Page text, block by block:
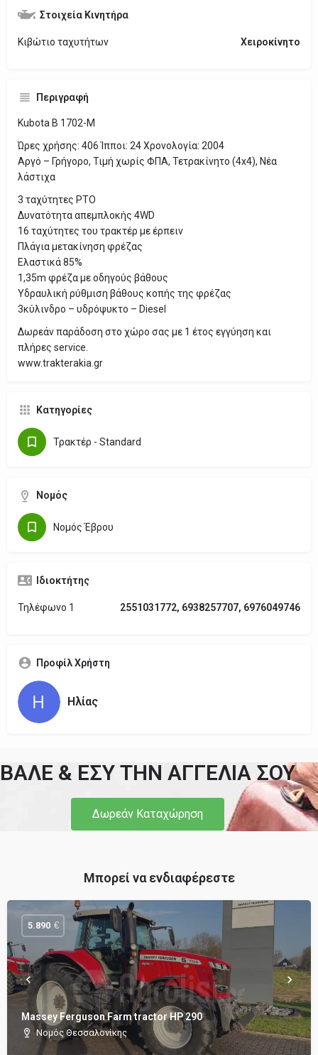
Στοιχεία Κινητήρα
Κιβώτιο ταχυτήτων Χειροκίνητο
Περιγραφή
Kubota B 1702-M
Ώρες χρήσης: 406 Ίπποι: 24 Χρονολογία: 2004
Αργό – Γρήγορο, Τιμή χωρίς ΦΠΑ, Τετρακίνητο (4x4), Νέα
λάστιχα
3 ταχύτητες ΡΤΟ
Δυνατότητα απεμπλοκής 4WD
16 ταχύτητες του τρακτέρ με έρπειν
Πλάγια μετακίνηση φρέζας
Ελαστικά 85%
1,35m φρέζα με οδηγούς βάθους
Υδραυλική ρύθμιση βάθους κοπής της φρέζας
3κύλινδρο – υδρόψυκτο – Diesel
Δωρεάν παράδοση στο χώρο σας με 1 έτος εγγύηση και
πλήρες service.
www.trakterakia.gr
Κατηγορίες
Τρακτέρ - Standard
Νομός
Νομός Έβρου
Ιδιοκτήτης
Τηλέφωνο 1 2551031772, 6938257707, 6976049746
Προφίλ Χρήστη
Ηλίας
ΒΑΛΕ & ΕΣΥ ΤΗΝ ΑΓΓΕΛΙΑ ΣΟΥ
Δωρεάν Καταχώρηση
Μπορεί να ενδιαφέρεστε
Massey Ferguson Farm tractor HP 290
Νομός Θεσσαλονίκης
5.890 €